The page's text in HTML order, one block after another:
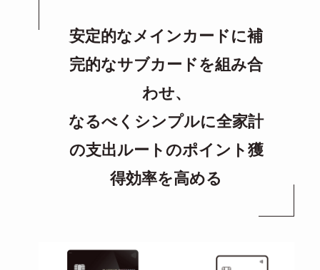
安定的なメインカードに補
完的なサブカードを組み合
わせ、
なるべくシンプルに全家計
の支出ルートのポイント獲
得効率を高める